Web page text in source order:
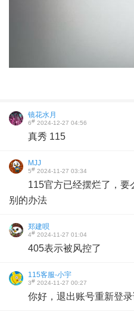
镜花水月
6# 2024-12-27 04:56
真秀 115
MJJ
5# 2024-11-27 03:34
115官方已经摆烂了，
别的办法
郑建呗
4# 2024-11-27 01:04
405表示被风控了
115客服-小宇
3# 2024-11-27 00:27
你好，退出账号重新登录